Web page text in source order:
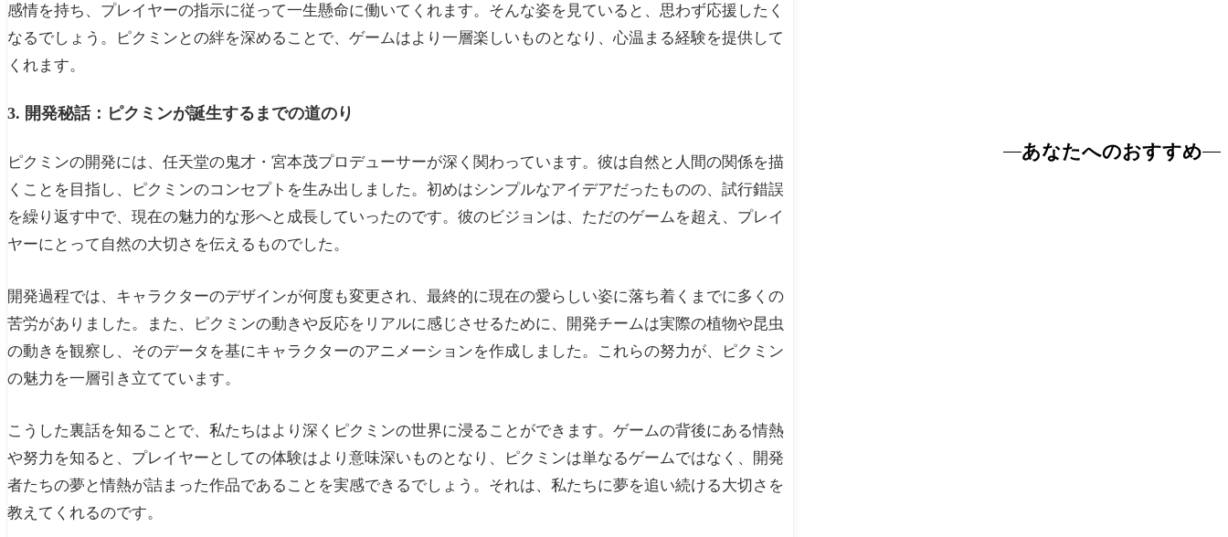
感情を持ち、プレイヤーの指示に従って一生懸命に働いてくれます。そんな姿を見ていると、思わず応援したく
なるでしょう。ピクミンとの絆を深めることで、ゲームはより一層楽しいものとなり、心温まる経験を提供して
くれます。
3. 開発秘話：ピクミンが誕生するまでの道のり
ピクミンの開発には、任天堂の鬼才・宮本茂プロデューサーが深く関わっています。彼は自然と人間の関係を描
くことを目指し、ピクミンのコンセプトを生み出しました。初めはシンプルなアイデアだったものの、試行錯誤
を繰り返す中で、現在の魅力的な形へと成長していったのです。彼のビジョンは、ただのゲームを超え、プレイ
ヤーにとって自然の大切さを伝えるものでした。
開発過程では、キャラクターのデザインが何度も変更され、最終的に現在の愛らしい姿に落ち着くまでに多くの
苦労がありました。また、ピクミンの動きや反応をリアルに感じさせるために、開発チームは実際の植物や昆虫
の動きを観察し、そのデータを基にキャラクターのアニメーションを作成しました。これらの努力が、ピクミン
の魅力を一層引き立てています。
こうした裏話を知ることで、私たちはより深くピクミンの世界に浸ることができます。ゲームの背後にある情熱
や努力を知ると、プレイヤーとしての体験はより意味深いものとなり、ピクミンは単なるゲームではなく、開発
者たちの夢と情熱が詰まった作品であることを実感できるでしょう。それは、私たちに夢を追い続ける大切さを
教えてくれるのです。
あなたへのおすすめ